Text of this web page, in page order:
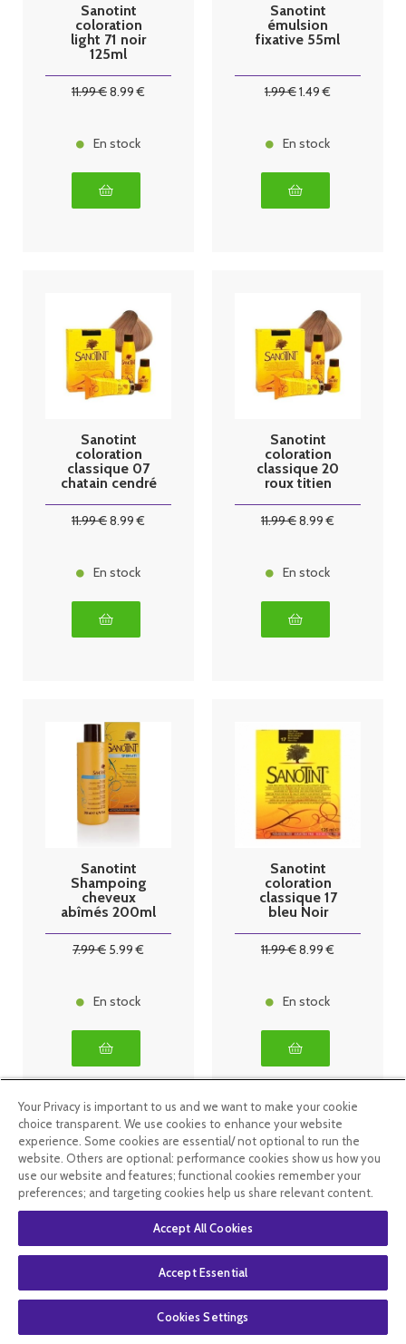
Sanotint
coloration
light 71 noir
125ml
11.99€8.99 €
En stock
Sanotint
émulsion
fixative 55ml
1.99€1.49 €
En stock
Sanotint
coloration
classique 07
chatain cendré
11.99€8.99 €
En stock
Sanotint
coloration
classique 20
roux titien
11.99€8.99 €
En stock
Sanotint
Shampoing
cheveux
abîmés 200ml
7.99€ 5.99 €
En stock
Sanotint
coloration
classique 17
bleu Noir
11.99€8.99 €
En stock
Sanotint
Brun 125ml
Sanotint
chatain naturel
Your Privacy is important to us and we want to make your cookie
choice transparent. We use cookies to enhance your website
experience. Some cookies are essential/ not optional to run the
website. Others are optional: performance cookies show us how you
use our website and features; functional cookies remember your
preferences; and targeting cookies help us share relevant content.
Accept All Cookies
Accept Essential
Cookies Settings